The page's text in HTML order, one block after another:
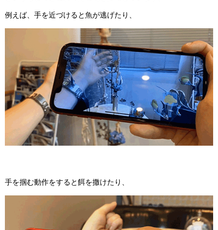
例えば、手を近づけると魚が逃げたり、
手を掴む動作をすると餌を撒けたり、